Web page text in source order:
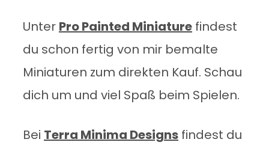
Unter Pro Painted Miniature findest
du schon fertig von mir bemalte
Miniaturen zum direkten Kauf. Schau
dich um und viel Spaß beim Spielen.
Bei Terra Minima Designs findest du